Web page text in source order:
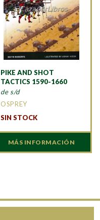
PIKE AND SHOT
TACTICS 1590-1660
de s/d
OSPREY
SIN STOCK
MÁS INFORMACIÓN